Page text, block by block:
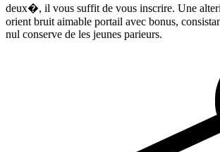
deux�, il vous suffit de vous inscrire. Une
orient bruit aimable portail avec bonus,
nul conserve de les jeunes parieurs.